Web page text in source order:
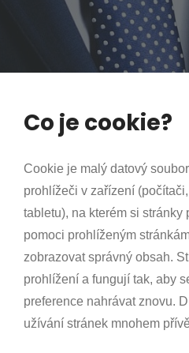
Co je cookie?
Cookie je malý datový
prohlížeči v zařízení
tabletu), na kterém si
pomoci prohlíženým
zobrazovat správný obsah.
prohlížení a fungují tak, aby
preference nahrávat znovu.
užívání stránek mnohem